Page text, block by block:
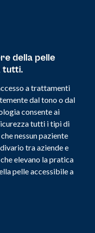
della pelle
tutti.
a trattamenti
dal tono o dal
consente ai
tutti i tipi di
nessun paziente
tra aziende e
elevano la pratica
pelle accessibile a